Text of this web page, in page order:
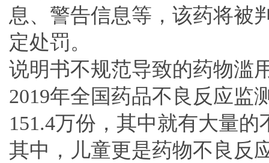
息、警告信息等，该药将被
定处罚。
说明书不规范导致的药物滥
2019年全国药品不良反应监
151.4万份，其中就有大量
其中，儿童更是药物不良反